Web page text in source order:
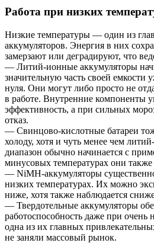
Работа при низких
Низкие температуры — один из
аккумуляторов. Энергия в них
замерзают или деградируют, что
— Литий-ионные аккумуляторы
значительную часть своей емкости
нуля. Они могут либо просто не
в работе. Внутренние компоненты
эффективность, а при сильных
отказ.
— Свинцово-кислотные батареи
холоду, хотя и чуть менее чем
диапазон обычно начинается с
минусовых температурах они
— NiMH-аккумуляторы
низких температурах. Их можно
ниже, хотя также наблюдается
— Твердотельные аккумуляторы
работоспособность даже при очень
одна из их главных
не заняли массовый рынок.